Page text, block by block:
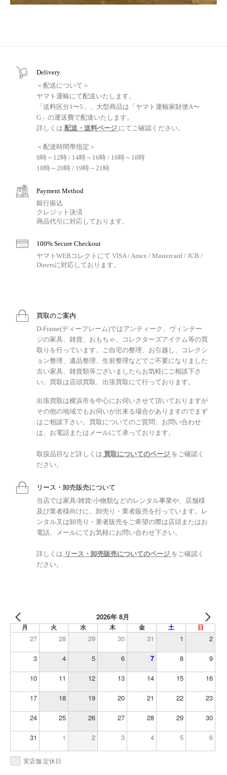
Delivery
＜配送について＞
ヤマト運輸にて配送いたします。
「送料区分1〜5」、大型商品は「ヤマト運輸家財便A〜
G」の運送費で配達いたします。
詳しくは 配送・送料ページ にてご確認ください。
＜配達時間帯指定＞
8時～12時 / 14時～16時 / 16時～18時
18時～20時 / 19時～21時
Payment Method
銀行振込
クレジット決済
商品代引に対応しております。
100% Secure Checkout
ヤマトWEBコレクトにて VISA / Amex / Mastercard / JCB /
Dinersに対応しております。
買取のご案内
D-Frame(ディーフレーム)ではアンティーク、ヴィンテー
ジの家具、雑貨、おもちゃ、コレクターズアイテム等の買
取りを行っています。ご自宅の整理、お引越し、コレクシ
ョン整理、遺品整理、生前整理などでご不要になりました
古い家具、雑貨類等ございましたらお気軽にご相談下さ
い。買取は店頭買取、出張買取にて行っております。
出張買取は横浜市を中心にお伺いさせて頂いておりますが
その他の地域でもお伺いが出来る場合がありますのでまず
はご相談下さい。買取についてのご質問、お問い合わせ
は、お電話またはメールにて承っております。
取扱品目など詳しくは 買取についてのページ をご確認く
ださい。
リース・卸売販売について
当店では家具/雑貨/小物類などのレンタル事業や、店舗様
及び業者様向けに、卸売り・業者販売を行っています。レ
ンタル又は卸売り・業者販売をご希望の際は店頭またはお
電話、メールにてお気軽にお問い合わせ下さい。
詳しくは リース・卸売販売についてのページ をご確認く
ださい。
2026年 8月
月 火 水 木 金 土 日
27 28 29 30 31 1 2
3 4 5 6 7 8 9
10 11 12 13 14 15 16
17 18 19 20 21 22 23
24 25 26 27 28 29 30
31 1 2 3 4 5 6
実店舗 定休日